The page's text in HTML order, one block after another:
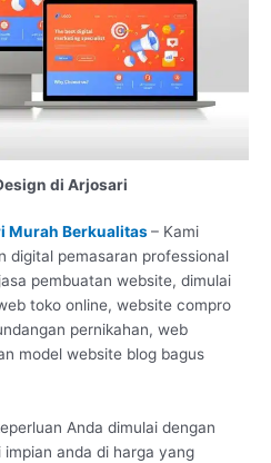
di Arjosari
Murah Berkualitas– Kami
digital pemasaran professional
pembuatan website, dimulai
toko online, website compro
pernikahan, web
model website blog bagus
Anda dimulai dengan
anda di harga yang